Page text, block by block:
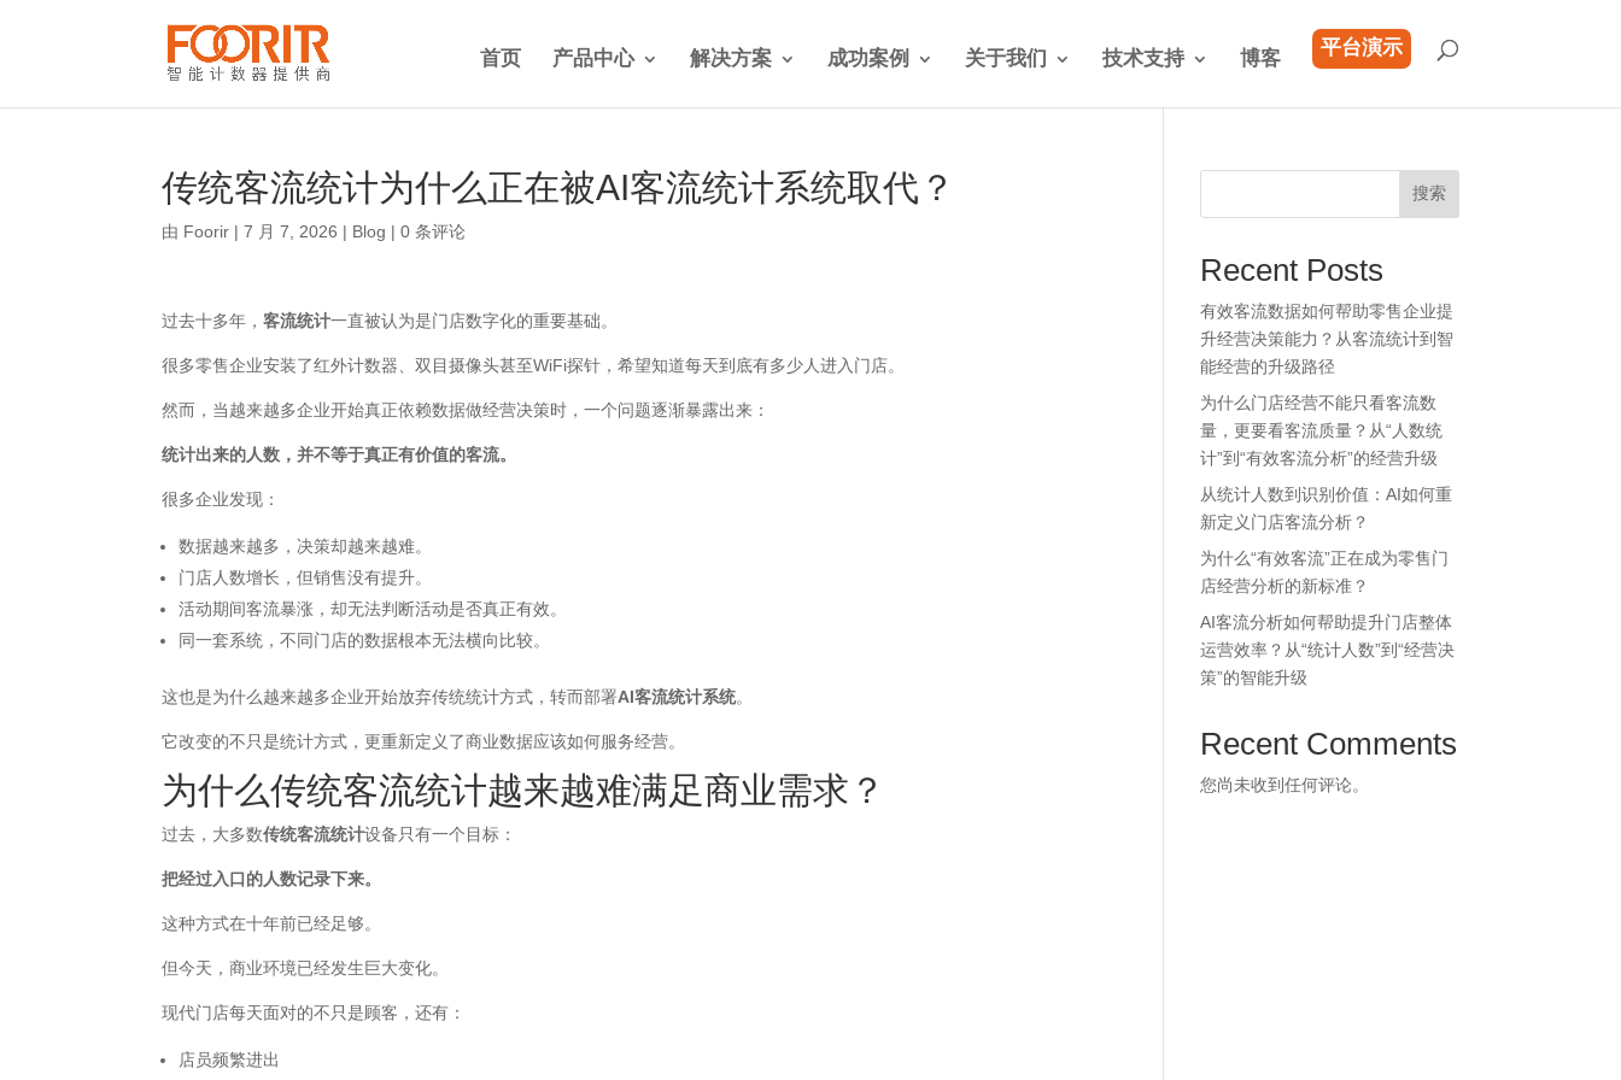
首页 产品中心 解决方案 成功案例 关于我们 技术支持 博客 平台演示
传统客流统计为什么正在被AI客流统计系统取代？
由 Foorir |7 月 7, 2026 | Blog |0 条评论
过去十多年，客流统计一直被认为是门店数字化的重要基础。
很多零售企业安装了红外计数器、双目摄像头甚至WiFi探针，希望知道每天到底有多少人进入门店。
然而，当越来越多企业开始真正依赖数据做经营决策时，一个问题逐渐暴露出来：
统计出来的人数，并不等于真正有价值的客流。
很多企业发现：
数据越来越多，决策却越来越难。
门店人数增长，但销售没有提升。
活动期间客流暴涨，却无法判断活动是否真正有效。
同一套系统，不同门店的数据根本无法横向比较。
这也是为什么越来越多企业开始放弃传统统计方式，转而部署AI客流统计系统。
它改变的不只是统计方式，更重新定义了商业数据应该如何服务经营。
为什么传统客流统计越来越难满足商业需求？
过去，大多数传统客流统计设备只有一个目标：
把经过入口的人数记录下来。
这种方式在十年前已经足够。
但今天，商业环境已经发生巨大变化。
现代门店每天面对的不只是顾客，还有：
店员频繁进出
搜索
Recent Posts
有效客流数据如何帮助零售企业提
升经营决策能力？从客流统计到智
能经营的升级路径
为什么门店经营不能只看客流数
量，更要看客流质量？从“人数统
计”到“有效客流分析”的经营升级
从统计人数到识别价值：AI如何重
新定义门店客流分析？
为什么“有效客流”正在成为零售门
店经营分析的新标准？
AI客流分析如何帮助提升门店整体
运营效率？从“统计人数”到“经营决
策”的智能升级
Recent Comments
您尚未收到任何评论。